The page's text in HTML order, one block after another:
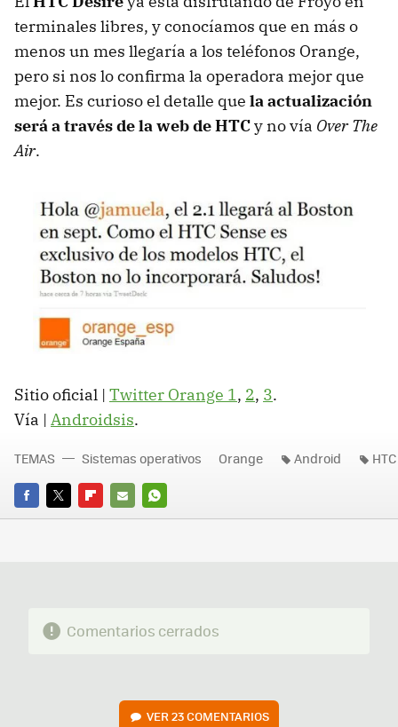
terminales libres, y conocíamos que en más o
menos un mes llegaría a los teléfonos Orange,
pero si nos lo confirma la operadora mejor que
mejor. Es curioso el detalle que la actualización
será a través de la web de HTCy no vía Over The
Air.
Sitio oficial | Twitter Orange 1, 2, 3.
Vía | Androidsis.
FACEBOOK
TWITTERFLIPBOARD
E-
WHATSAPP
TEMAS Sistemas operativos Orange Android
Comentarios cerrados
VER23 COMENTARIOS